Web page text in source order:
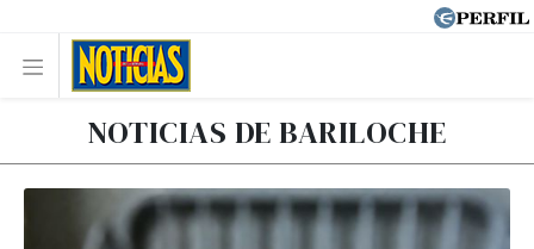
NOTICIAS DE BARILOCHE